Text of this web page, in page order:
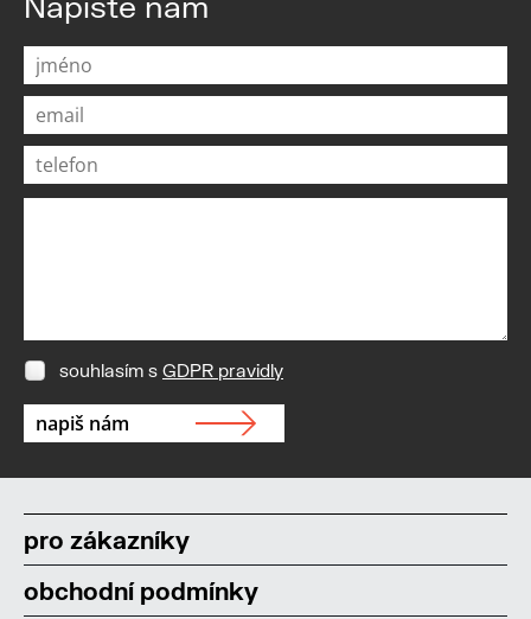
souhlasím s GDPR pravidly
pro zákazníky
obchodní podmínky